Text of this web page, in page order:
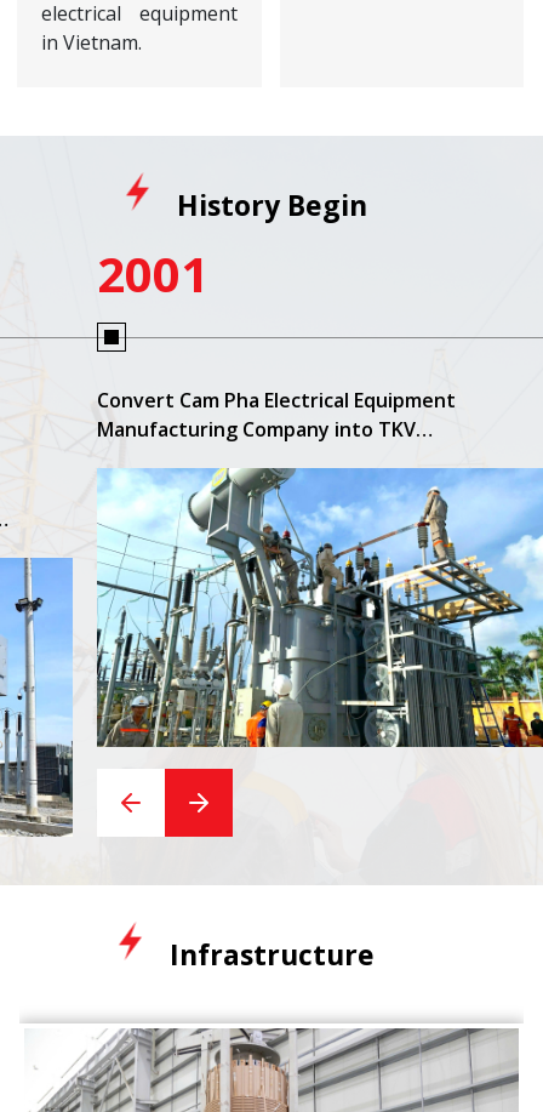
electrical equipment
in Vietnam.
History Begin
2001
Convert Cam Pha Electrical Equipment
Manufacturing Company into TKV
Infrastructure